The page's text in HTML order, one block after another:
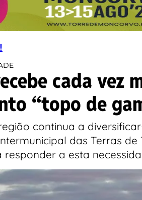
cada
“topo de
continua a
das Terras
responder a esta